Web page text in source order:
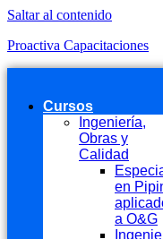
Saltar al contenido
Proactiva Capacitaciones
Cursos
Ingeniería,
Obras y
Calidad
en
a O&G